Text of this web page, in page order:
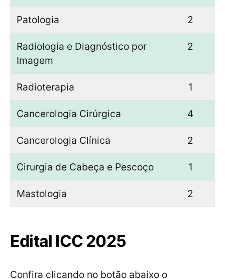
Patologia 2
Radiologia e Diagnóstico por
Imagem
2
Radioterapia 1
Cancerologia Cirúrgica 4
Cancerologia Clínica 2
Cirurgia de Cabeça e Pescoço 1
Mastologia 2
Edital ICC 2025
Confira clicando no botão abaixo o